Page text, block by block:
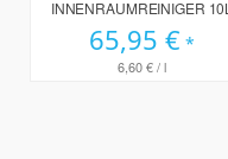
INNENRAUMREINIGER 10L
65,95 €
6,60 €/ l